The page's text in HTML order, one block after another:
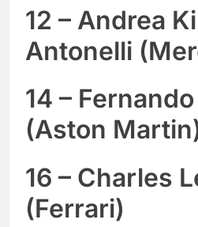
12 – Andrea
Antonelli
14 –
(Aston
16 – Charles
(Ferrari)